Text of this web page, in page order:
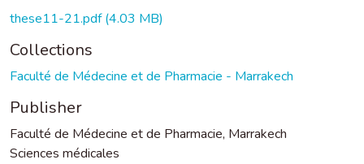
these11-21.pdf(4.03 MB)
Collections
Faculté de Médecine et de Pharmacie - Marrakech
Publisher
Faculté de Médecine et de Pharmacie, Marrakech
Sciences médicales